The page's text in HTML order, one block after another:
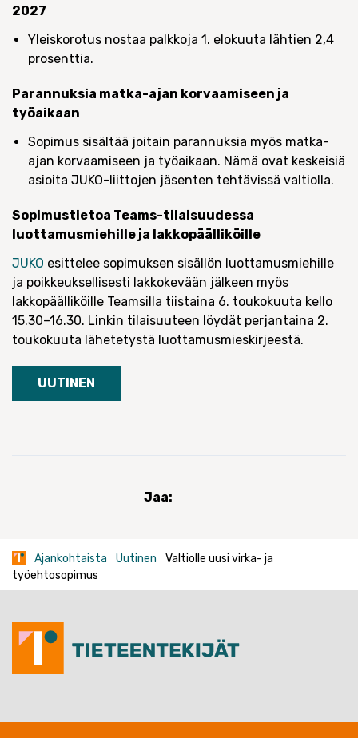
2027
Yleiskorotus nostaa palkkoja 1. elokuuta lähtien 2,4
prosenttia.
Parannuksia matka-ajan korvaamiseen ja
työaikaan
Sopimus sisältää joitain parannuksia myös matka-
ajan korvaamiseen ja työaikaan. Nämä ovat keskeisiä
asioita JUKO-liittojen jäsenten tehtävissä valtiolla.
Sopimustietoa Teams-tilaisuudessa
luottamusmiehille ja lakkopäälliköille
JUKO esittelee sopimuksen sisällön luottamusmiehille
ja poikkeuksellisesti lakkokevään jälkeen myös
lakkopäälliköille Teamsilla tiistaina 6. toukokuuta kello
15.30–16.30. Linkin tilaisuuteen löydät perjantaina 2.
toukokuuta lähetetystä luottamusmieskirjeestä.
UUTINEN
Jaa:
Ajankohtaista Uutinen
Valtiolle uusi virka- ja
työehtosopimus